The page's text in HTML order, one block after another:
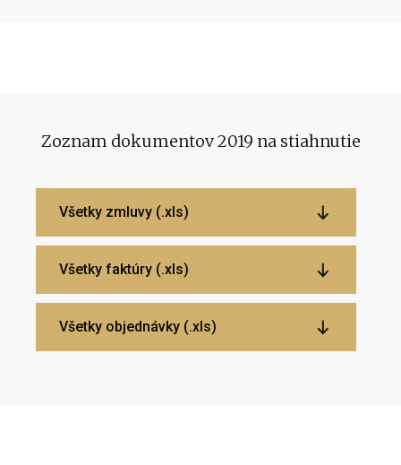
Zoznam dokumentov 2019 na stiahnutie
Všetky zmluvy (.xls)
Všetky faktúry (.xls)
Všetky objednávky (.xls)